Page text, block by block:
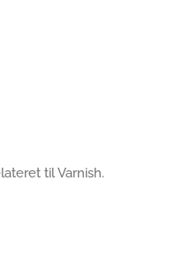
til Varnish.